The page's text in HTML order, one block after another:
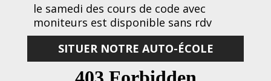
le samedi des cours de code avec
moniteurs est disponible sans rdv
SITUER NOTRE AUTO-ÉCOLE